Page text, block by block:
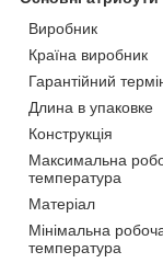
Виробник
Країна виробник
Гарантійний
Длина в упаковке
Конструкція
Максимальна
температура
Матеріал
Мінімальна
температура